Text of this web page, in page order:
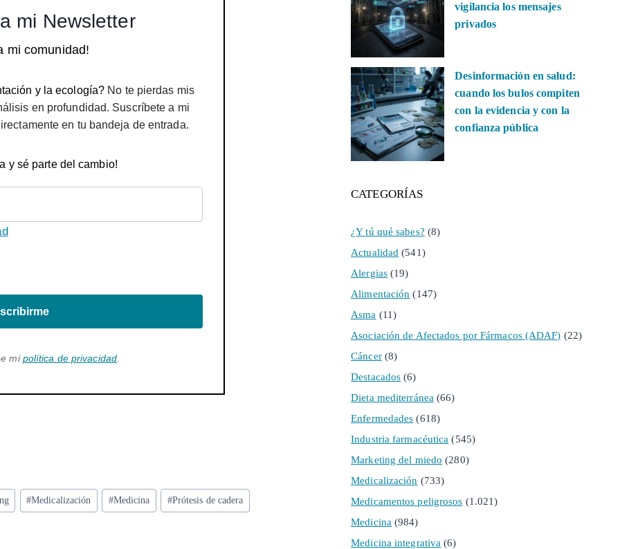
mi Newsletter
mi comunidad!
y la ecología? No te pierdas mis
en profundidad. Suscríbete a mi
en tu bandeja de entrada.
y sé parte del cambio!
mipolítica de privacidad
#Medicalización #Medicina #Prótesis de cadera
vigilancia los mensajes
privados
Desinformación en salud:
cuando los bulos compiten
con la evidencia y con la
confianza pública
CATEGORÍAS
¿Y tú qué sabes? (8)
Actualidad (541)
Alergias(19)
Alimentación (147)
Asma (11)
Asociación de Afectados por Fármacos (ADAF) (22)
Cáncer(8)
Destacados (6)
Dieta mediterránea (66)
Enfermedades (618)
Industria farmacéutica (545)
Marketing del miedo (280)
Medicalización (733)
Medicamentos peligrosos (1.021)
Medicina (984)
Medicina integrativa (6)